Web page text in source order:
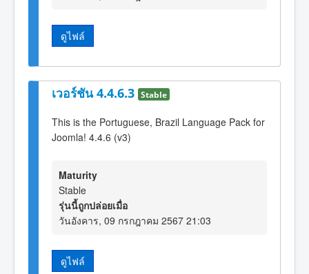
ดูไฟล์
เวอร์ชัน 4.4.6.3 Stable
This is the Portuguese, Brazil Language Pack for
Joomla! 4.4.6 (v3)
Maturity
Stable
รุ่นนี้ถูกปล่อยเมื่อ
วันอังคาร, 09 กรกฎาคม 2567 21:03
ดูไฟล์